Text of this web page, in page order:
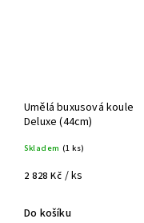
Umělá buxusová koule
Deluxe (44cm)
Skladem (1 ks)
2 828 Kč / ks
Do košíku